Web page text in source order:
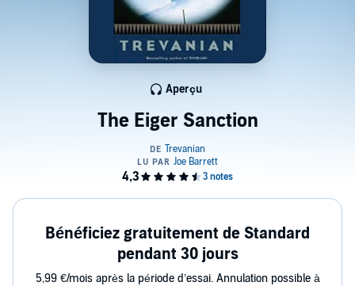
The Eiger Sanction
Aperçu
Bénéficiez gratuitement de Standard
pendant 30 jours
5,99 €/mois après la période d’essai. Annulation possible à